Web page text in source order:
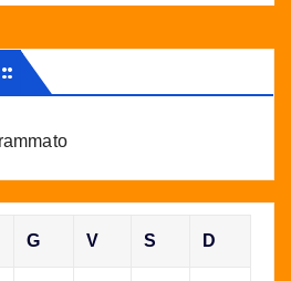
G V S D